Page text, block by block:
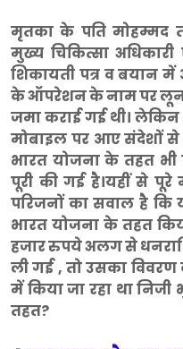
मृतका के पति मोहम्मद
मुख्य चिकित्सा अधिकारी
शिकायती पत्र व बयान
के ऑपरेशन के नाम पर लूना
जमा कराई गई थी।
मोबाइल पर आए संदेशों से
भारत योजना के तहत भी
पूरी की गई है।यहीं से
परिजनों का सवाल है कि
भारत योजना के तहत
हजार रुपये अलग से
ली गई , तो उसका
में किया जा रहा था
तहत?